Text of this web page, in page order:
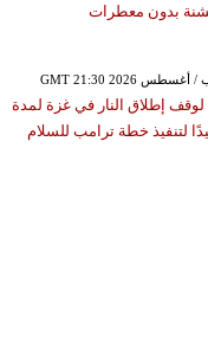
بدون معطرات
إطلاق النار في غزة لمدة
لتنفيذ خطة ترامب للسلام